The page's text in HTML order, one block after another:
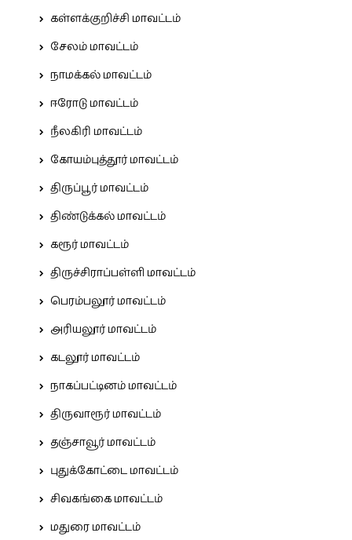
கள்ளக்குறிச்சி மாவட்டம்
சேலம் மாவட்டம்
நாமக்கல் மாவட்டம்
ஈரோடு மாவட்டம்
நீலகிரி மாவட்டம்
கோயம்புத்தூர் மாவட்டம்
திருப்பூர் மாவட்டம்
திண்டுக்கல் மாவட்டம்
கரூர் மாவட்டம்
திருச்சிராப்பள்ளி மாவட்டம்
பெரம்பலூர் மாவட்டம்
அரியலூர் மாவட்டம்
கடலூர் மாவட்டம்
நாகப்பட்டினம் மாவட்டம்
திருவாரூர் மாவட்டம்
தஞ்சாவூர் மாவட்டம்
புதுக்கோட்டை மாவட்டம்
சிவகங்கை மாவட்டம்
மதுரை மாவட்டம்